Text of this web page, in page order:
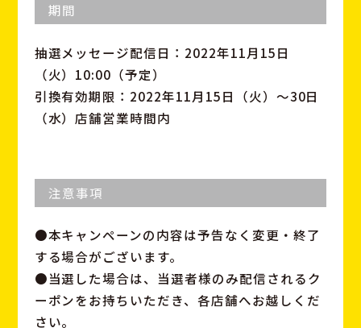
期間
抽選メッセージ配信日：2022年11月15日
（火）10:00（予定）
引換有効期限：2022年11月15日（火）～30日
（水）店舗営業時間内
注意事項
●本キャンペーンの内容は予告なく変更・終了
する場合がございます。
●当選した場合は、当選者様のみ配信されるク
ーポンをお持ちいただき、各店舗へお越しくだ
さい。